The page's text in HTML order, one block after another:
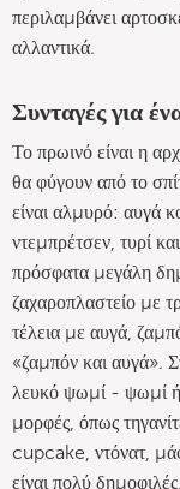
περιλαμβάνει
αλλαντικά.
Συνταγές για
Το πρωινό είναι η
θα φύγουν από το
είναι αλμυρό: αυγά
ντεμπρέτσεν, τυρί
πρόσφατα μεγάλη
ζαχαροπλαστείο με
τέλεια με αυγά,
«ζαμπόν και αυγά».
λευκό ψωμί - ψωμί ή
μορφές, όπως
cupcake, ντόνατ,
είναι πολύ